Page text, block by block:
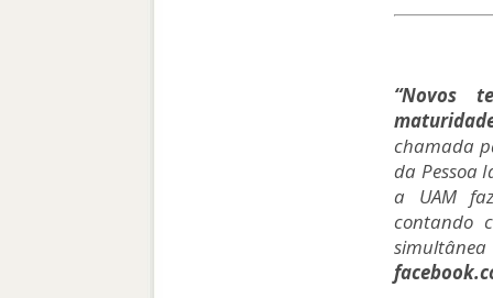
“Novos
chamada
da Pessoa
a UAM
contando